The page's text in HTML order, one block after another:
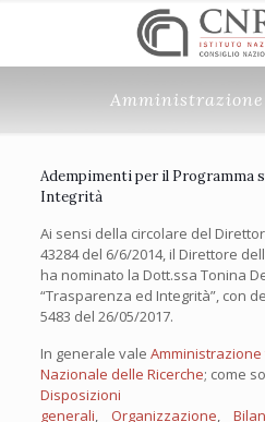
Adempimenti per il Programma
Integrità
Ai sensi della circolare del
43284 del 6/6/2014, il Direttore
ha nominato la Dott.ssa Tonina
“Trasparenza ed Integrità”, con
5483 del 26/05/2017.
In generale vale
Nazionale delle Ricerche; come
Disposizioni
generali, Organizzazione,